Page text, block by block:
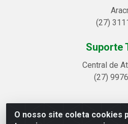
O nosso site coleta cookies
(27)
Suporte
Central de
(27)
Linhavix Distribuidora LTDA -